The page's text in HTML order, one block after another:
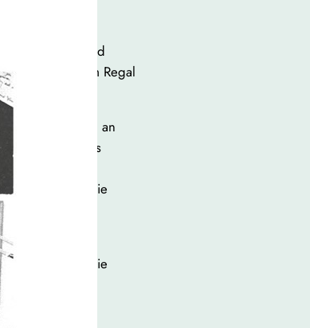
sie zurück. Und
ungelesen im Regal
Annäherung an
ein kreatives
mit
Stimme, die
über
2022 mit „Die
seiner